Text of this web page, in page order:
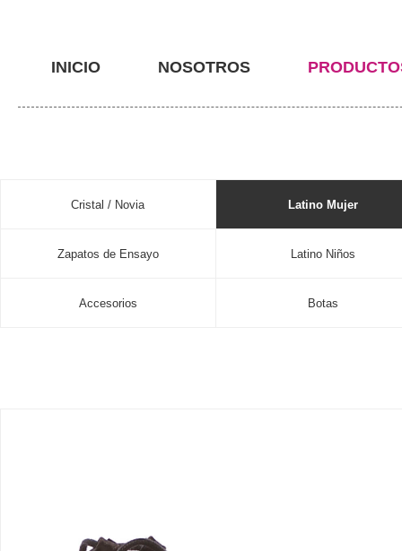
INICIO NOSOTROS
Cristal / Novia Latino Mujer
Zapatos de Ensayo Latino Niños
Accesorios Botas